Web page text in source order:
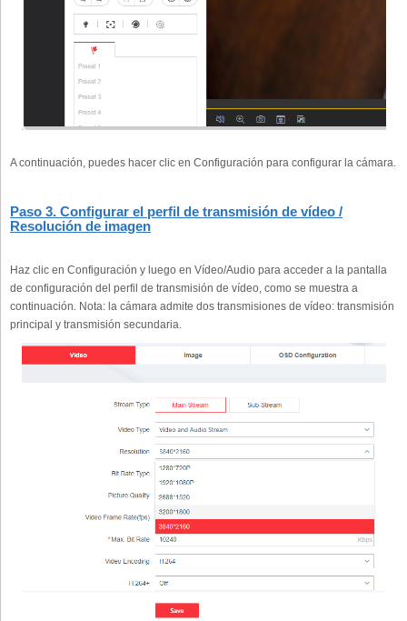
A continuación, puedes hacer clic en Configuración para configurar la cámara.
Paso 3. Configurar el perfil de transmisión de vídeo /
Resolución de imagen
Haz clic en Configuración y luego en Vídeo/Audio para acceder a la pantalla
de configuración del perfil de transmisión de vídeo, como se muestra a
continuación. Nota: la cámara admite dos transmisiones de vídeo: transmisión
principal y transmisión secundaria.